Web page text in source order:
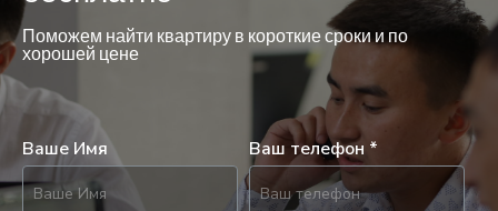
Поможем найти квартиру в короткие сроки и по
хорошей цене
Ваше Имя Ваш телефон *